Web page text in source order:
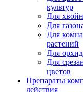
культур
Для
Для
Для
растений
Для
Для
цветов
Препараты
действия